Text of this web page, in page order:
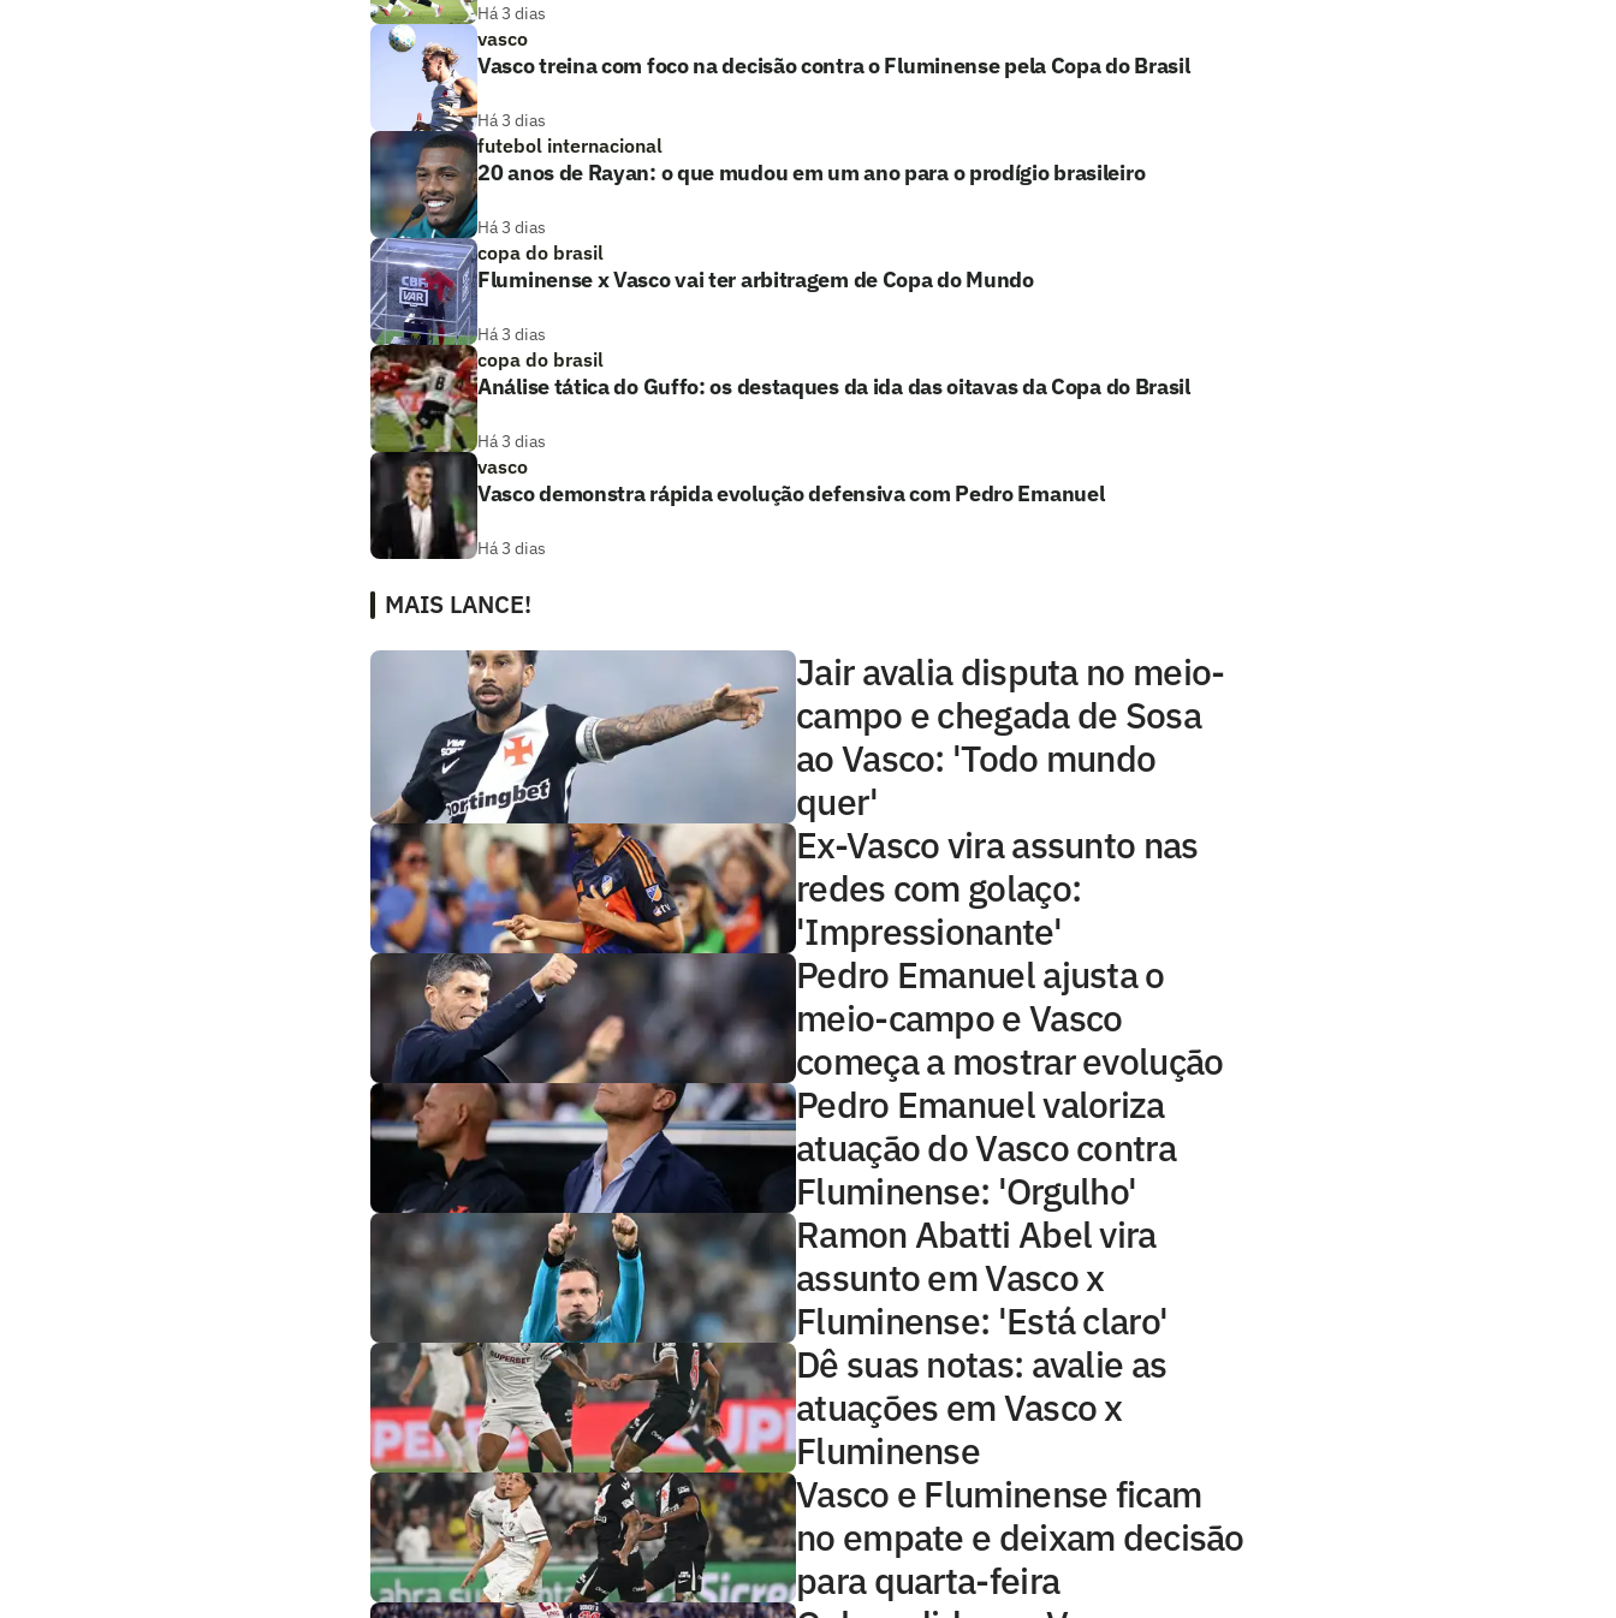
Há 3 dias
vasco
Vasco treina com foco na decisão contra o Fluminense pela Copa do Brasil
Há 3 dias
futebol internacional
20 anos de Rayan: o que mudou em um ano para o prodígio brasileiro
Há 3 dias
copa do brasil
Fluminense x Vasco vai ter arbitragem de Copa do Mundo
Há 3 dias
copa do brasil
Análise tática do Guffo: os destaques da ida das oitavas da Copa do Brasil
Há 3 dias
vasco
Vasco demonstra rápida evolução defensiva com Pedro Emanuel
Há 3 dias
MAIS LANCE!
Jair avalia disputa no meio-
campo e chegada de Sosa
ao Vasco: 'Todo mundo
quer'
Ex-Vasco vira assunto nas
redes com golaço:
'Impressionante'
Pedro Emanuel ajusta o
meio-campo e Vasco
começa a mostrar evolução
Pedro Emanuel valoriza
atuação do Vasco contra
Fluminense: 'Orgulho'
Ramon Abatti Abel vira
assunto em Vasco x
Fluminense: 'Está claro'
Dê suas notas: avalie as
atuações em Vasco x
Fluminense
Vasco e Fluminense ficam
no empate e deixam decisão
para quarta-feira